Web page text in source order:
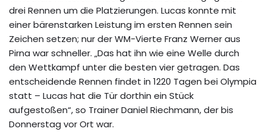
drei Rennen um die Platzierungen. Lucas konnte mit
einer bärenstarken Leistung im ersten Rennen sein
Zeichen setzen; nur der WM-Vierte Franz Werner aus
Pirna war schneller. „Das hat ihn wie eine Welle durch
den Wettkampf unter die besten vier getragen. Das
entscheidende Rennen findet in 1220 Tagen bei Olympia
statt – Lucas hat die Tür dorthin ein Stück
aufgestoßen“, so Trainer Daniel Riechmann, der bis
Donnerstag vor Ort war.